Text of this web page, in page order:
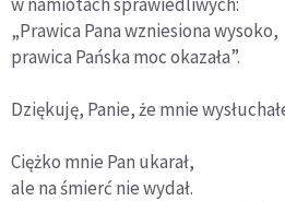
„Prawica Pana wzniesiona wysoko,
prawica Pańska moc okazała”.
Dziękuję, Panie, że mnie
Ciężko mnie Pan ukarał,
ale na śmierć nie wydał.